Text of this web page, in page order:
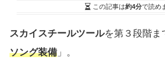
この記事は約4分で読め
スカイスチールツールを第３段階ま
ソング装備 」。